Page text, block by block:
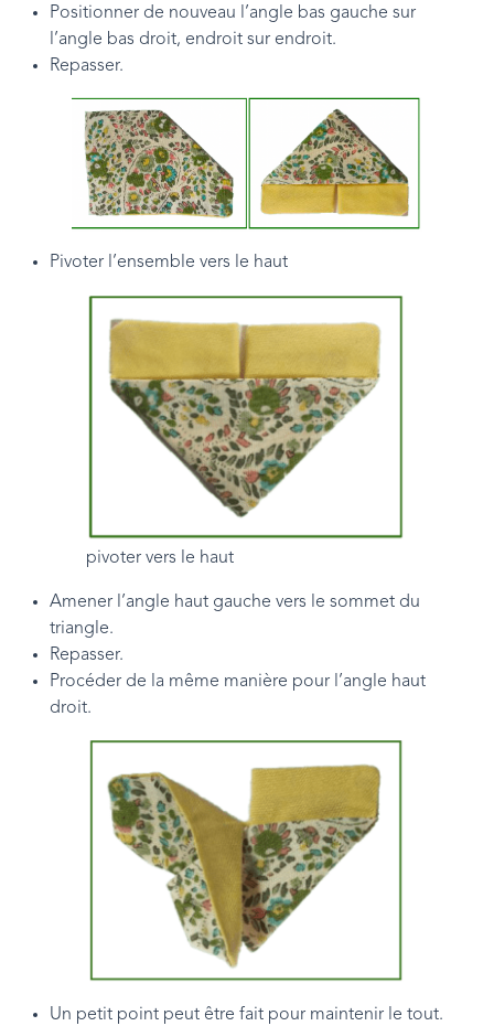
Positionner de nouveau l’angle bas gauche sur
l’angle bas droit, endroit sur endroit.
Repasser.
Pivoter l’ensemble vers le haut
pivoter vers le haut
Amener l’angle haut gauche vers le sommet du
triangle.
Repasser.
Procéder de la même manière pour l’angle haut
droit.
Un petit point peut être fait pour maintenir le tout.